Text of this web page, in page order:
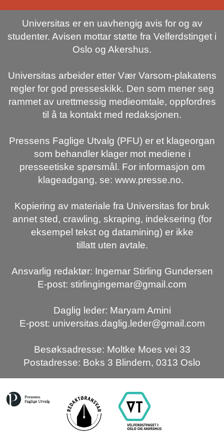
Universitas er en uavhengig avis for og av
studenter. Avisen mottar støtte fra Velferdstinget i
Oslo og Akershus.
Universitas arbeider etter Vær Varsom-plakatens
regler for god presseskikk. Den som mener seg
rammet av urettmessig medieomtale, oppfordres
til å ta kontakt med redaksjonen.
Pressens Faglige Utvalg (PFU) er et klageorgan
som behandler klager mot mediene i
presseetiske spørsmål. For informasjon om
klageadgang, se: www.presse.no.
Kopiering av materiale fra Universitas for bruk
annet sted, crawling, skraping, indeksering (for
eksempel tekst og datamining) er ikke
tillatt uten avtale.
Ansvarlig redaktør: Ingemar Stirling Gundersen
E-post: stirlingingemar@gmail.com
Daglig leder: Maryam Amini
E-post: universitas.daglig.leder@gmail.com
Besøksadresse: Moltke Moes vei 33
Postadresse: Boks 3 Blindern, 0313 Oslo